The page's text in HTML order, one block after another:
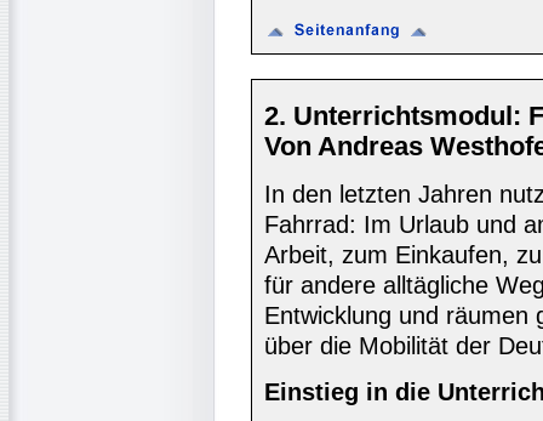
2. Unterrichtsmodul:
Von Andreas
In den letzten Jahren
Fahrrad: Im Urlaub und
Arbeit, zum Einkaufen,
für andere alltägliche
Entwicklung und räumen
über die Mobilität der
Einstieg in die